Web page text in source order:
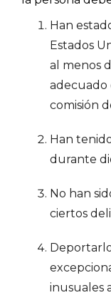
Han
Estados
al menos
adecuado
comisión
Han
durante
No han
ciertos
inusuales